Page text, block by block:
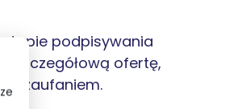
podpisywania
szczegółową ofertę,
i zaufaniem.